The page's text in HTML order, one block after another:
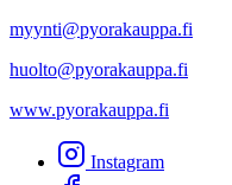
myynti@pyorakauppa.fi
huolto@pyorakauppa.fi
www.pyorakauppa.fi
Instagram